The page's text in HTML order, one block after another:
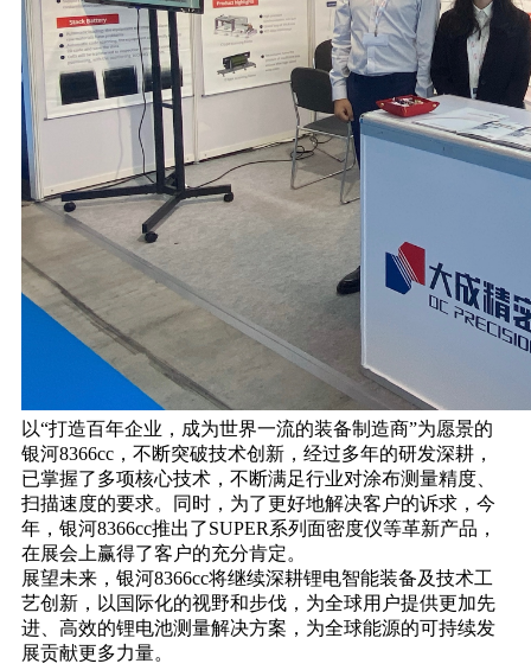
以“打造百年企业，成为世界一流的装备制造商”为愿景的
银河8366cc，不断突破技术创新，经过多年的研发深耕，
已掌握了多项核心技术，不断满足行业对涂布测量精度、
扫描速度的要求。同时，为了更好地解决客户的诉求，今
年，银河8366cc推出了SUPER系列面密度仪等革新产品，
在展会上赢得了客户的充分肯定。
展望未来，银河8366cc将继续深耕锂电智能装备及技术工
艺创新，以国际化的视野和步伐，为全球用户提供更加先
进、高效的锂电池测量解决方案，为全球能源的可持续发
展贡献更多力量。